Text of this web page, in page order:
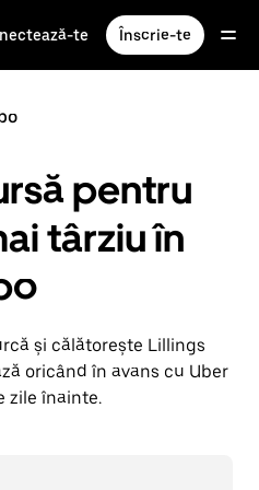
te Înscrie-te
pentru
târziu în
și călătorește Lillings
oricând în avans cu Uber
zile înainte.